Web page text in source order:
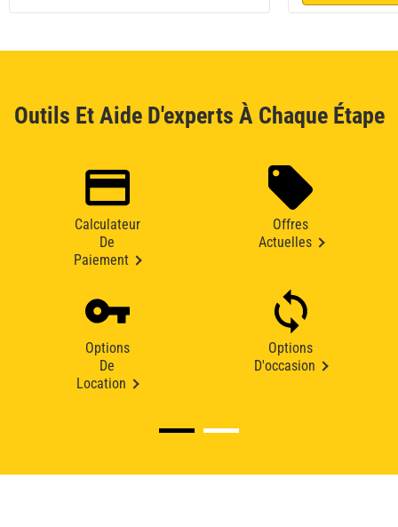
Outils Et Aide D'experts À Chaque Étape
Calculateur
De
Paiement
Offres
Actuelles
Options
De
Location
Options
D'occasion